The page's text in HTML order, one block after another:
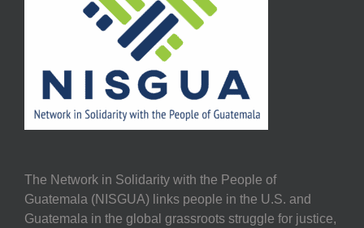
The Network in Solidarity with the People of
Guatemala (NISGUA) links people in the U.S. and
Guatemala in the global grassroots struggle for justice,